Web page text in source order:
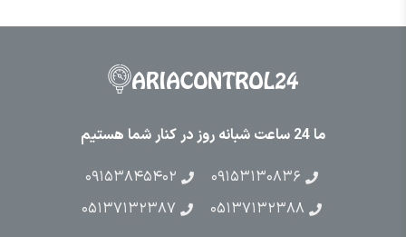
ما 24 ساعت شبانه روز در کنار شما هستیم
۰۹۱۵۳۱۳۰۸۳۶
۰۹۱۵۳۸۴۵۴۰۲
۰۵۱۳۷۱۳۲۳۸۸
۰۵۱۳۷۱۳۲۳۸۷